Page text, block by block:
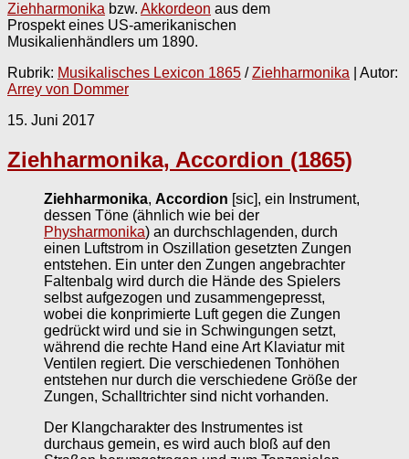
Ziehharmonika bzw. Akkordeon aus dem
Prospekt eines US-amerikanischen
Musikalienhändlers um 1890.
Rubrik: Musikalisches Lexicon 1865 /Ziehharmonika | Autor:
Arrey von Dommer
15. Juni 2017
Ziehharmonika, Accordion (1865)
Ziehharmonika, Accordion [sic], ein Instrument,
dessen Töne (ähnlich wie bei der
Physharmonika) an durchschlagenden, durch
einen Luftstrom in Oszillation gesetzten Zungen
entstehen. Ein unter den Zungen angebrachter
Faltenbalg wird durch die Hände des Spielers
selbst aufgezogen und zusammengepresst,
wobei die konprimierte Luft gegen die Zungen
gedrückt wird und sie in Schwingungen setzt,
während die rechte Hand eine Art Klaviatur mit
Ventilen regiert. Die verschiedenen Tonhöhen
entstehen nur durch die verschiedene Größe der
Zungen, Schalltrichter sind nicht vorhanden.
Der Klangcharakter des Instrumentes ist
durchaus gemein, es wird auch bloß auf den